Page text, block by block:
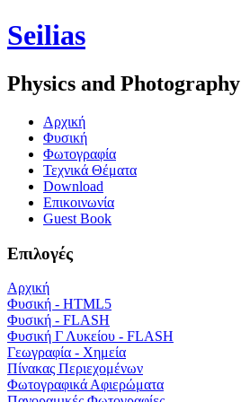
Seilias
Physics and Photography
Aρχική
Φυσική
Φωτογραφία
Τεχνικά Θέματα
Download
Επικοινωνία
Guest Book
Επιλογές
Αρχική
Φυσική - HTML5
Φυσική - FLASH
Φυσική Γ Λυκείου - FLASH
Γεωγραφία - Χημεία
Πίνακας Περιεχομένων
Φωτογραφικά Αφιερώματα